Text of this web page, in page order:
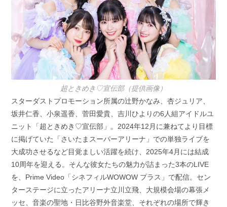
超ときめき♡宣伝部（提供画像）
スターダストプロモーション所属の辻野かなみ、杏ジュリア、
坂井仁香、小泉遥香、菅田愛貴、吉川ひよりの6人組アイドルユ
ニット「超ときめき♡宣伝部」。2024年12月に兼ねてより目標
に掲げていた「さいたまスーパーアリーナ」での単独ライブを
大成功させるなど目覚ましい活躍を続け、2025年4月には結成
10周年を迎える。そんな彼女たちの魅力が詰まった3本のLIVE
を、Prime Video「シネフィルWOWOW プラス」で配信。セン
ターステージに立ったアリーナ立川立飛、大規模会場の幕張メ
ッセ、音楽の聖地・日比谷野外音楽堂、それぞれの場所で輝き